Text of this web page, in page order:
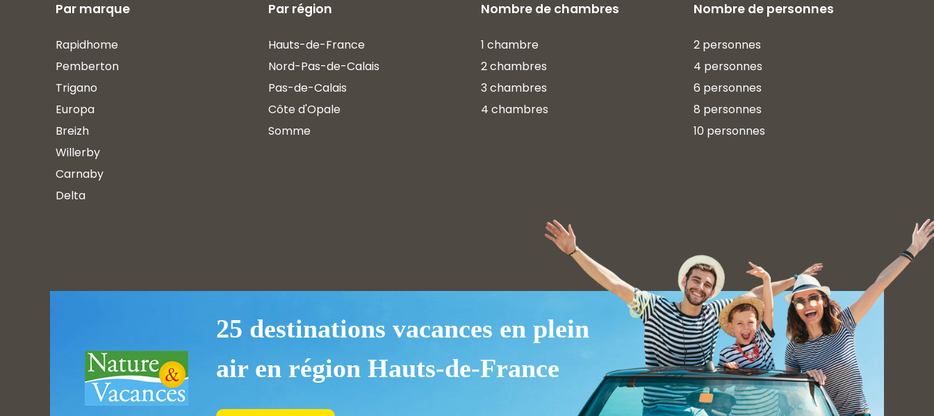
Par marque
Rapidhome
Pemberton
Trigano
Europa
Breizh
Willerby
Carnaby
Delta
Par région
Hauts-de-France
Nord-Pas-de-Calais
Pas-de-Calais
Côte d'Opale
Somme
Nombre de chambres
1 chambre
2 chambres
3 chambres
4 chambres
Nombre de personnes
2 personnes
4 personnes
6 personnes
8 personnes
10 personnes
25 destinations vacances en plein
air en région Hauts-de-France